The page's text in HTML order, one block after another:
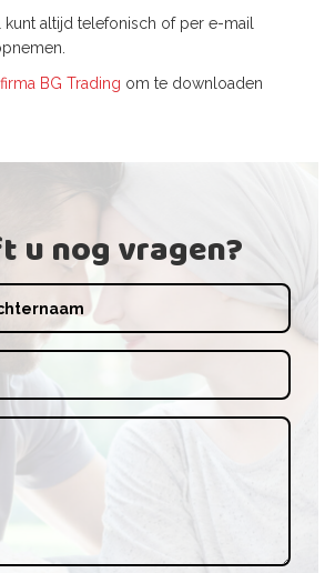
kunt altijd telefonisch of per e-mail
BG Trading om te downloaden
u nog vragen?